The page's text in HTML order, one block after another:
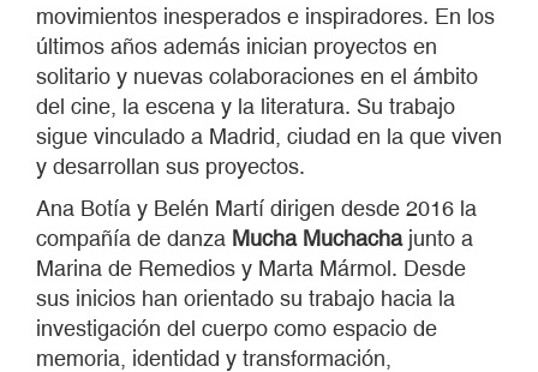
movimientos inesperados e inspiradores. En los
últimos años además inician proyectos en
solitario y nuevas colaboraciones en el ámbito
del cine, la escena y la literatura. Su trabajo
sigue vinculado a Madrid, ciudad en la que viven
y desarrollan sus proyectos.
Ana Botía y Belén Martí dirigen desde 2016 la
compañía de danza Mucha Muchachajunto a
Marina de Remedios y Marta Mármol. Desde
sus inicios han orientado su trabajo hacia la
investigación del cuerpo como espacio de
memoria, identidad y transformación,